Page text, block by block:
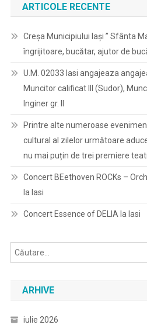
ARTICOLE RECENTE
Creșa Municipiului Iași ” Sfânta
îngrijitoare, bucătar, ajutor de
U.M. 02033 Iasi angajeaza
Muncitor calificat III (Sudor),
Inginer gr. II
Printre alte numeroase
cultural al zilelor următoare
nu mai puțin de trei premiere
Concert BEethoven ROCKs –
la Iasi
Concert Essence of DELIA la Iasi
ARHIVE
iulie 2026